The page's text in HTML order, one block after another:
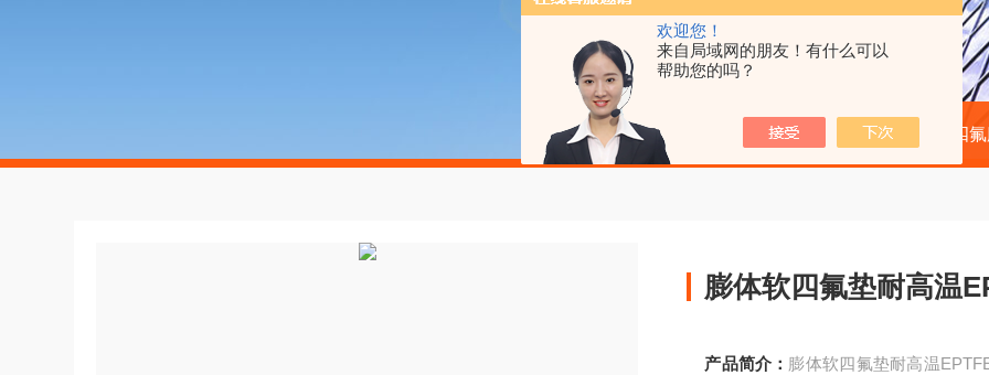
欢迎您！
来自局域网的朋友！有什么可以
帮助您的吗？
首页 产品中心 四
膨体软四氟垫耐高温
产品简介： 膨体软四氟垫耐高温